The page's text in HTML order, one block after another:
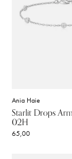
Ania Haie
Starlit Drops
02H
65,00